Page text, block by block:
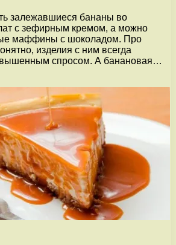
залежавшиеся бананы во
с зефирным кремом, а можно
маффины с шоколадом. Про
изделия с ним всегда
спросом. А банановая…